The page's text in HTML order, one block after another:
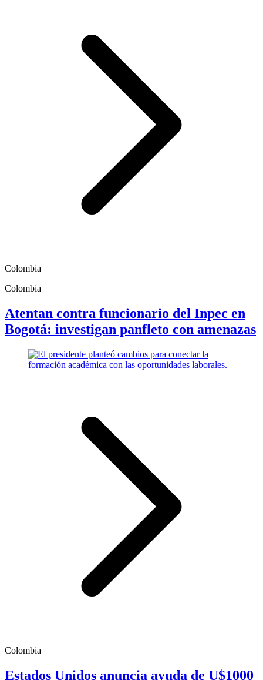
Colombia
Colombia
Atentan contra funcionario del Inpec en
Bogotá: investigan panfleto con amenazas
Colombia
Estados Unidos anuncia ayuda de U$1000